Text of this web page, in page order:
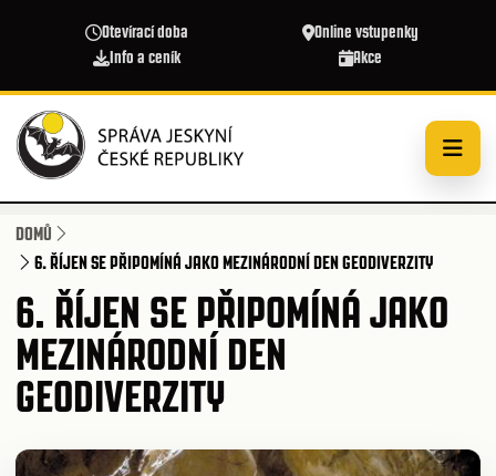
Otevírací doba
Online vstupenky
Info a ceník
Akce
DOMŮ
6. ŘÍJEN SE PŘIPOMÍNÁ JAKO MEZINÁRODNÍ DEN GEODIVERZITY
6. ŘÍJEN SE PŘIPOMÍNÁ JAKO
MEZINÁRODNÍ DEN
GEODIVERZITY